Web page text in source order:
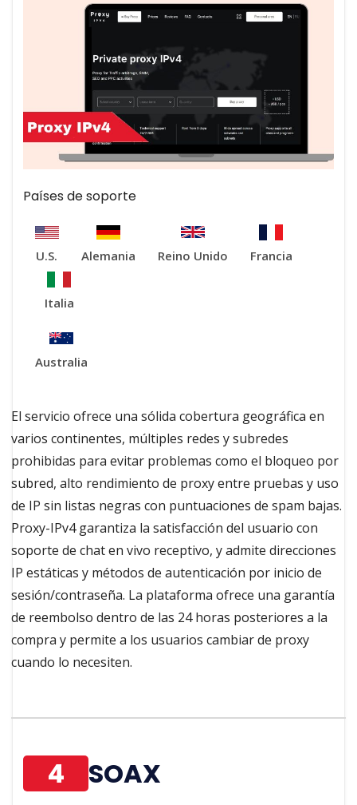
Países de soporte
U.S. Alemania Reino Unido Francia
Italia
Australia
El servicio ofrece una sólida cobertura geográfica en
varios continentes, múltiples redes y subredes
prohibidas para evitar problemas como el bloqueo por
subred, alto rendimiento de proxy entre pruebas y uso
de IP sin listas negras con puntuaciones de spam bajas.
Proxy-IPv4 garantiza la satisfacción del usuario con
soporte de chat en vivo receptivo, y admite direcciones
IP estáticas y métodos de autenticación por inicio de
sesión/contraseña. La plataforma ofrece una garantía
de reembolso dentro de las 24 horas posteriores a la
compra y permite a los usuarios cambiar de proxy
cuando lo necesiten.
4 SOAX